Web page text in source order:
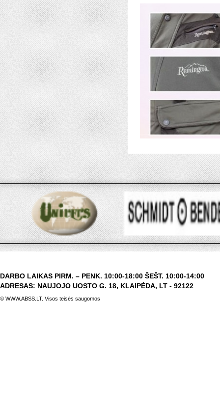
DARBO LAIKAS PIRM. – PENK. 10:00-18:00 ŠEŠT. 10:00-14:00
ADRESAS: NAUJOJO UOSTO G. 18, KLAIPĖDA, LT - 92122
© WWW.ABSS.LT. Visos teisės saugomos